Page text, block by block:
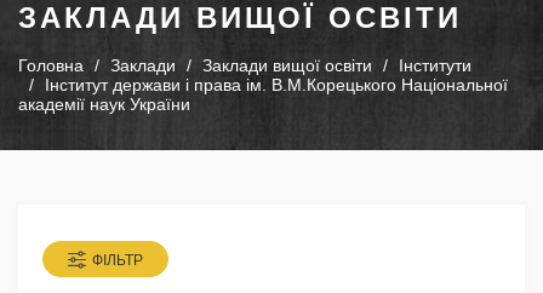
ЗАКЛАДИ ВИЩОЇ ОСВІТИ
Головна Заклади Заклади вищої освіти
Інститути
Інститут держави і права ім. В.М.Корецького Національної
академії наук України
ФІЛЬТР